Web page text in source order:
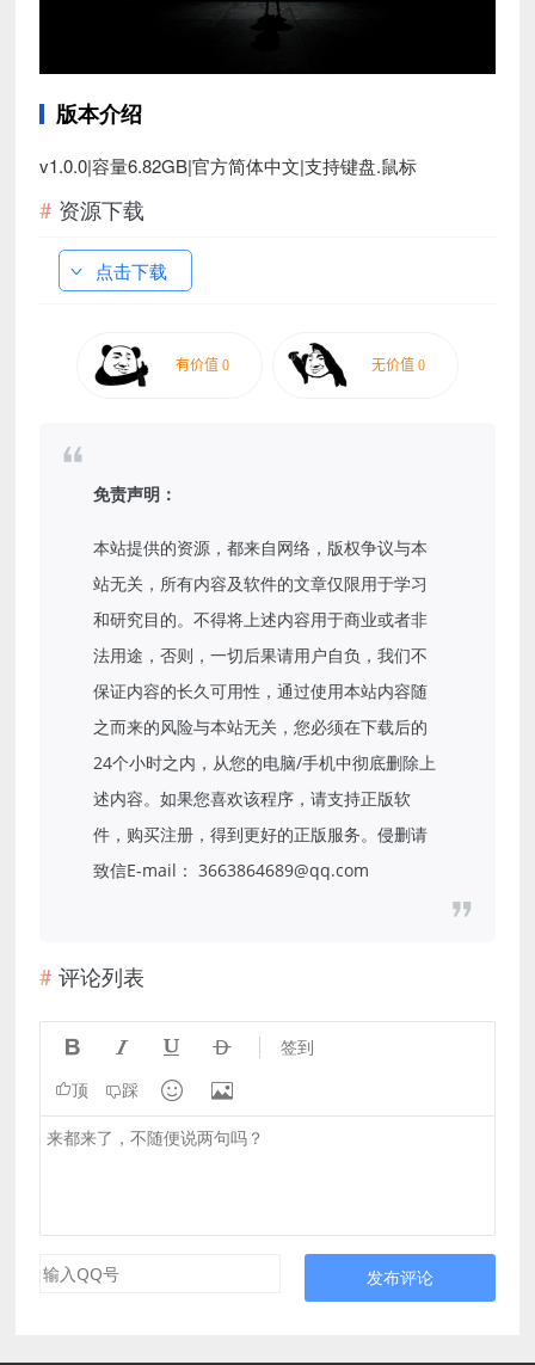
版本介绍
v1.0.0|容量6.82GB|官方简体中文|支持键盘.鼠标
资源下载
点击下载
免责声明：
本站提供的资源，都来自网络，版权争议与本
站无关，所有内容及软件的文章仅限用于学习
和研究目的。不得将上述内容用于商业或者非
法用途，否则，一切后果请用户自负，我们不
保证内容的长久可用性，通过使用本站内容随
之而来的风险与本站无关，您必须在下载后的
24个小时之内，从您的电脑/手机中彻底删除上
述内容。如果您喜欢该程序，请支持正版软
件，购买注册，得到更好的正版服务。侵删请
致信E-mail： 3663864689@qq.com
评论列表
    签到
顶 踩  
发布评论